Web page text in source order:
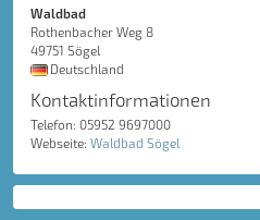
Waldbad
Rothenbacher Weg 8
49751 Sögel
Deutschland
Kontaktinformationen
Telefon: 05952 9697000
Webseite: Waldbad Sögel